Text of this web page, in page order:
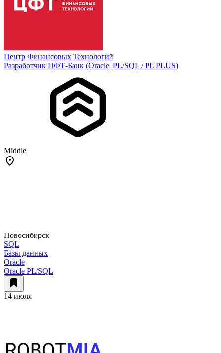
Центр Финансовых Технологий
Разработчик ЦФТ-Банк (Oracle, PL/SQL / PL PLUS)
Middle
Новосибирск
SQL
Базы данных
Oracle
Oracle PL/SQL
14 июля